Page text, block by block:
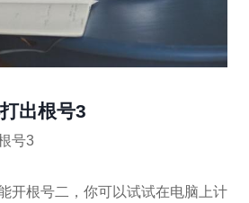
出根号3
号3
开根号二，你可以试试在电脑上计